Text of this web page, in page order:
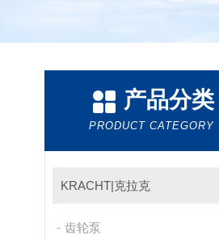
产品分类
PRODUCT CATEGORY
KRACHT|克拉克
齿轮泵